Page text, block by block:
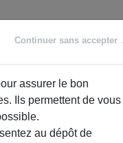
Continuer sans accepter
assurer le bon
Ils permettent de vous
au dépôt de